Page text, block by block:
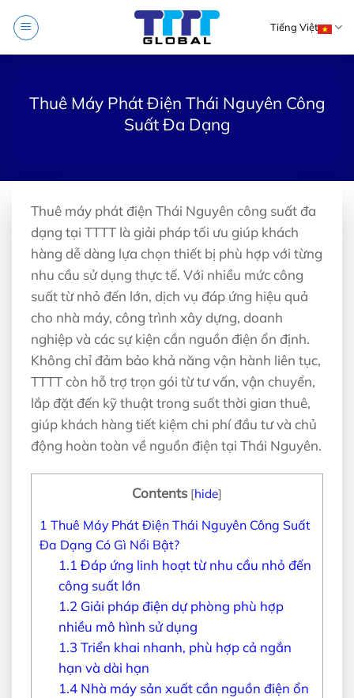
Tiếng Việt
Thuê Máy Phát Điện Thái Nguyên Công
Suất Đa Dạng
Thuê máy phát điện Thái Nguyên công suất đa
dạng tại TTTT là giải pháp tối ưu giúp khách
hàng dễ dàng lựa chọn thiết bị phù hợp với từng
nhu cầu sử dụng thực tế. Với nhiều mức công
suất từ nhỏ đến lớn, dịch vụ đáp ứng hiệu quả
cho nhà máy, công trình xây dựng, doanh
nghiệp và các sự kiện cần nguồn điện ổn định.
Không chỉ đảm bảo khả năng vận hành liên tục,
TTTT còn hỗ trợ trọn gói từ tư vấn, vận chuyển,
lắp đặt đến kỹ thuật trong suốt thời gian thuê,
giúp khách hàng tiết kiệm chi phí đầu tư và chủ
động hoàn toàn về nguồn điện tại Thái Nguyên.
Contents [hide]
1 Thuê Máy Phát Điện Thái Nguyên Công Suất
Đa Dạng Có Gì Nổi Bật?
1.1 Đáp ứng linh hoạt từ nhu cầu nhỏ đến
công suất lớn
1.2Giải pháp điện dự phòng phù hợp
nhiều mô hình sử dụng
1.3 Triển khai nhanh, phù hợp cả ngắn
hạn và dài hạn
1.4Nhà máy sản xuất cần nguồn điện ổn